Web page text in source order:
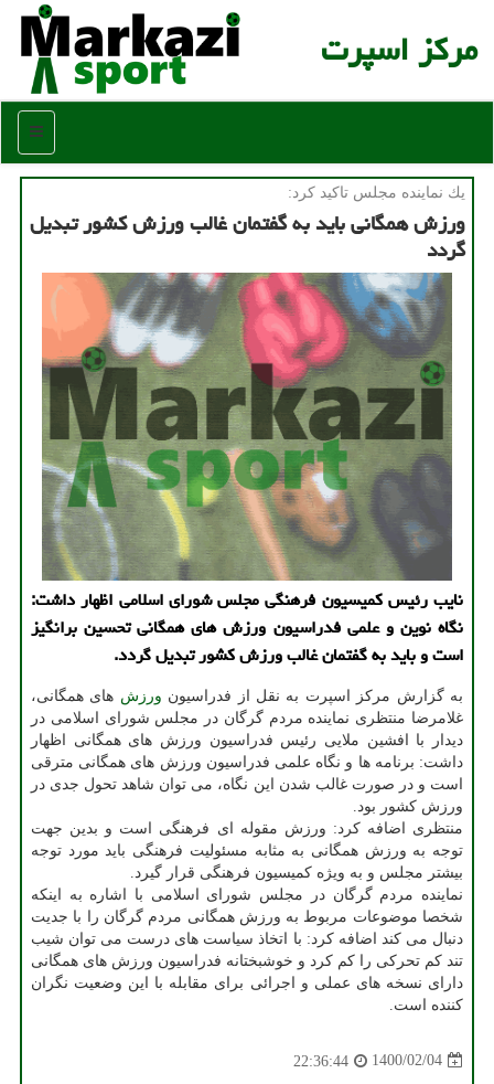
مركز اسپرت
منو
یك نماینده مجلس تاكید كرد:
ورزش همگانی باید به گفتمان غالب ورزش كشور تبدیل
گردد
نایب رئیس کمیسیون فرهنگی مجلس شورای اسلامی اظهار داشت:
نگاه نوین و علمی فدراسیون ورزش های همگانی تحسین برانگیز
است و باید به گفتمان غالب ورزش کشور تبدیل گردد.
به گزارش مرکز اسپرت به نقل از فدراسیون ورزش های همگانی،
غلامرضا منتظری نماینده مردم گرگان در مجلس شورای اسلامی در
دیدار با افشین ملایی رئیس فدراسیون ورزش های همگانی اظهار
داشت: برنامه ها و نگاه علمی فدراسیون ورزش های همگانی مترقی
است و در صورت غالب شدن این نگاه، می توان شاهد تحول جدی در
ورزش کشور بود.
منتظری اضافه کرد: ورزش مقوله ای فرهنگی است و بدین جهت
توجه به ورزش همگانی به مثابه مسئولیت فرهنگی باید مورد توجه
بیشتر مجلس و به ویژه کمیسیون فرهنگی قرار گیرد.
نماینده مردم گرگان در مجلس شورای اسلامی با اشاره به اینکه
شخصا موضوعات مربوط به ورزش همگانی مردم گرگان را با جدیت
دنبال می کند اضافه کرد: با اتخاذ سیاست های درست می توان شیب
تند کم تحرکی را کم کرد و خوشبختانه فدراسیون ورزش های همگانی
دارای نسخه های عملی و اجرائی برای مقابله با این وضعیت نگران
کننده است.
1400/02/04
22:36:44